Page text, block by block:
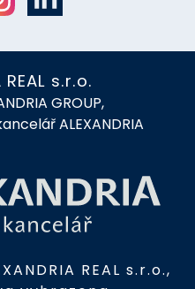
REAL s.r.o.
GROUP,
ALEXANDRIA
REAL s.r.o.,